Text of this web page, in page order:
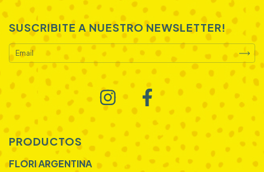
SUSCRIBITE A NUESTRO NEWSLETTER!
PRODUCTOS
FLORI ARGENTINA